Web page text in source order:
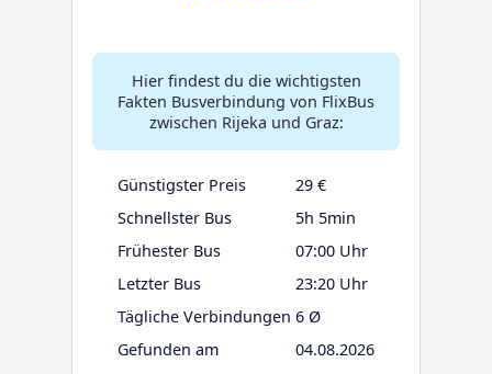
Hier findest du die wichtigsten
Fakten Busverbindung von FlixBus
zwischen Rijeka und Graz:
Günstigster Preis
29 €
Schnellster Bus
5h 5min
Frühester Bus
07:00 Uhr
Letzter Bus
23:20 Uhr
Tägliche Verbindungen 6 Ø
Gefunden am
04.08.2026